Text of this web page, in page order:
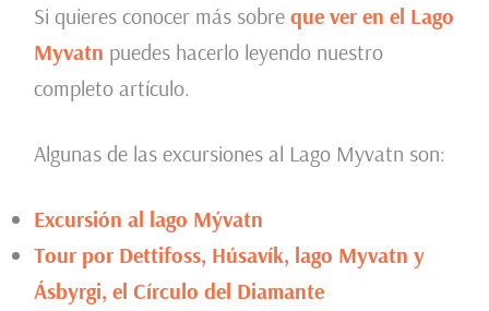
Si quieres conocer más sobre que ver en el Lago
Myvatn puedes hacerlo leyendo nuestro
completo artículo.
Algunas de las excursiones al Lago Myvatn son:
Excursión al lago Mývatn
Tour por Dettifoss, Húsavík, lago Myvatn y
Ásbyrgi, el Círculo del Diamante